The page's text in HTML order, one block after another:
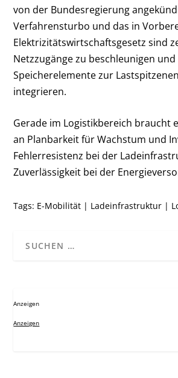
von der Bundesregierung
Verfahrensturbo und das in
Elektrizitätswirtschaftsgesetz sind
Netzzugänge zu beschleunigen und
Speicherelemente zur
integrieren.
Gerade im Logistikbereich braucht
an Planbarkeit für Wachstum und
Fehlerresistenz bei der
Zuverlässigkeit bei der
Tags: E-Mobilität | Ladeinfrastruktur |
Anzeigen
Anzeigen